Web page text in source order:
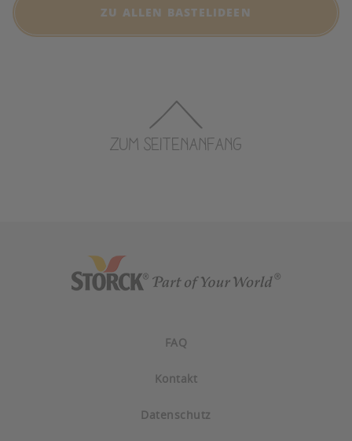
ZU ALLEN BASTELIDEEN
ZUM SEITENANFANG
FAQ
Kontakt
Datenschutz